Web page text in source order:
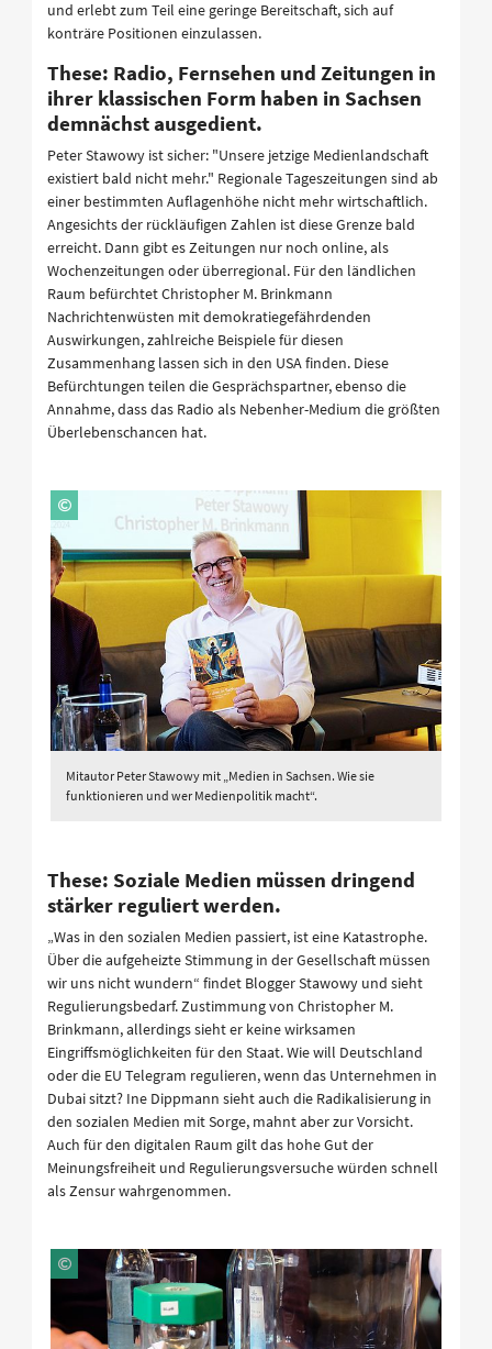
und erlebt zum Teil eine geringe Bereitschaft, sich auf
konträre Positionen einzulassen.
These: Radio, Fernsehen und Zeitungen in
ihrer klassischen Form haben in Sachsen
demnächst ausgedient.
Peter Stawowy ist sicher: "Unsere jetzige Medienlandschaft
existiert bald nicht mehr." Regionale Tageszeitungen sind ab
einer bestimmten Auflagenhöhe nicht mehr wirtschaftlich.
Angesichts der rückläufigen Zahlen ist diese Grenze bald
erreicht. Dann gibt es Zeitungen nur noch online, als
Wochenzeitungen oder überregional. Für den ländlichen
Raum befürchtet Christopher M. Brinkmann
Nachrichtenwüsten mit demokratiegefährdenden
Auswirkungen, zahlreiche Beispiele für diesen
Zusammenhang lassen sich in den USA finden. Diese
Befürchtungen teilen die Gesprächspartner, ebenso die
Annahme, dass das Radio als Nebenher-Medium die größten
Überlebenschancen hat.
Mitautor Peter Stawowy mit „Medien in Sachsen. Wie sie
funktionieren und wer Medienpolitik macht“.
These: Soziale Medien müssen dringend
stärker reguliert werden.
„Was in den sozialen Medien passiert, ist eine Katastrophe.
Über die aufgeheizte Stimmung in der Gesellschaft müssen
wir uns nicht wundern“ findet Blogger Stawowy und sieht
Regulierungsbedarf. Zustimmung von Christopher M.
Brinkmann, allerdings sieht er keine wirksamen
Eingriffsmöglichkeiten für den Staat. Wie will Deutschland
oder die EU Telegram regulieren, wenn das Unternehmen in
Dubai sitzt? Ine Dippmann sieht auch die Radikalisierung in
den sozialen Medien mit Sorge, mahnt aber zur Vorsicht.
Auch für den digitalen Raum gilt das hohe Gut der
Meinungsfreiheit und Regulierungsversuche würden schnell
als Zensur wahrgenommen.